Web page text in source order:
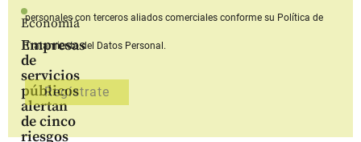
Economía
Empresas
de
servicios
públicos
alertan
de cinco
riesgos
personales con terceros aliados comerciales conforme su Política de
Tratamiento del Datos Personal.